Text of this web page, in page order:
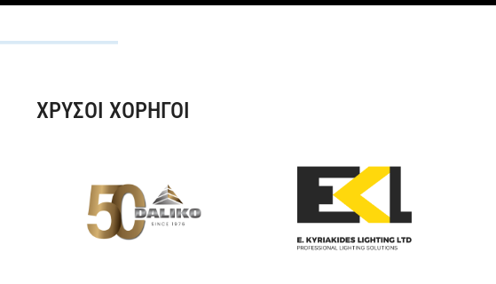
ΧΡΥΣΟΙ ΧΟΡΗΓΟΙ